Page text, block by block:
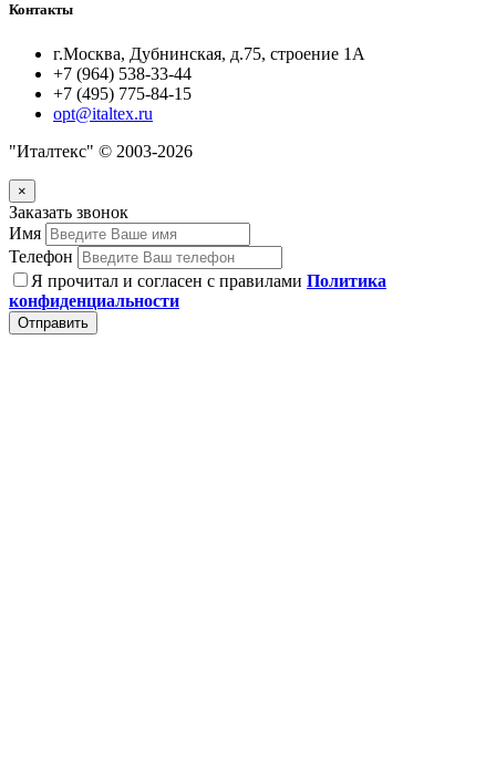
Контакты
г.Москва, Дубнинская, д.75, строение 1А
+7 (964) 538-33-44
+7 (495) 775-84-15
opt@italtex.ru
"Италтекс" © 2003-2026
×
Заказать звонок
Имя
Телефон
Я прочитал и согласен с правилами Политика
конфиденциальности
Отправить